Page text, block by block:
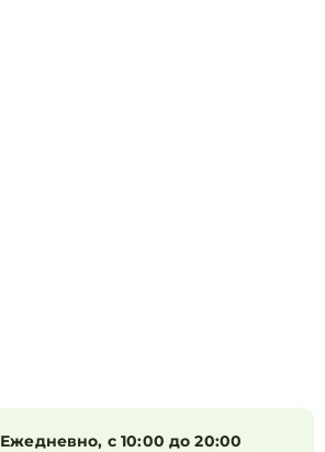
Ежедневно, с 10:00 до 20:00